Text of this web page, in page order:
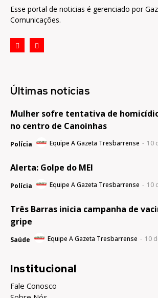
Esse portal de noticias é gerenciado por
Comunicações.
Últimas notícias
Mulher sofre tentativa de
no centro de Canoinhas
Polícia Equipe A Gazeta Tresbarrense - 10
Alerta: Golpe do MEI
Polícia Equipe A Gazeta Tresbarrense - 10
Três Barras inicia campanha de
gripe
Saúde Equipe A Gazeta Tresbarrense - 10
Institucional
Fale Conosco